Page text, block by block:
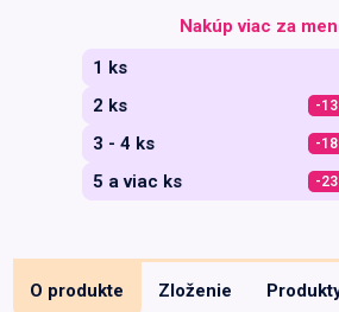
Nakúp viac za
1 ks
2 ks
-
3 - 4 ks
-
5 a viac ks
-
O produkte Zloženie